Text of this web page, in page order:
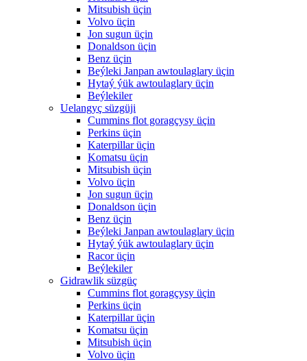
Mitsubish üçin
Volvo üçin
Jon sugun üçin
Donaldson üçin
Benz üçin
Beýleki Janpan awtoulaglary üçin
Hytaý ýük awtoulaglary üçin
Beýlekiler
Uelangyç süzgüji
Cummins flot goragçysy üçin
Perkins üçin
Katerpillar üçin
Komatsu üçin
Mitsubish üçin
Volvo üçin
Jon sugun üçin
Donaldson üçin
Benz üçin
Beýleki Janpan awtoulaglary üçin
Hytaý ýük awtoulaglary üçin
Racor üçin
Beýlekiler
Gidrawlik süzgüç
Cummins flot goragçysy üçin
Perkins üçin
Katerpillar üçin
Komatsu üçin
Mitsubish üçin
Volvo üçin